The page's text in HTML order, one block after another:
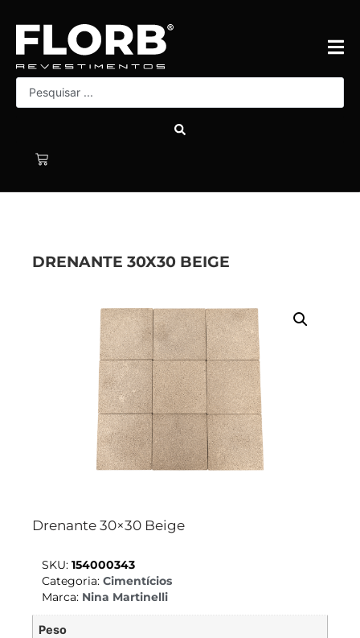
DRENANTE 30X30 BEIGE
Drenante 30×30 Beige
SKU: 154000343
Categoria: Cimentícios
Marca: Nina Martinelli
Peso